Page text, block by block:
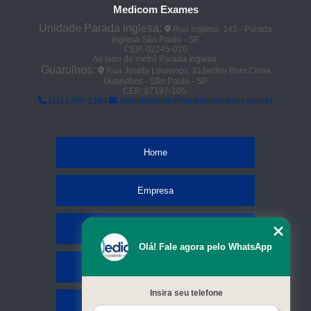
clínica para tomografia da face Cachoeirinha
tomografia pulmonar em sp Itaim
tomografias de abdôme Parque Peruche
tomografia com sedação cerebral em sp Tanque Grande
tomografia dos rins Bosque Maia Guarulhos
clínica para tomografia com sedação cerebral Cabuçu
tomografias dos rins Jardim Primavera
clínica para tomografia de abdôme Picanço
preço de tomografia lombar Mandaqui
Medicom Exames
Unidade Parada Inglesa:
Rua Inglesa, 143 - Parada
Inglesa São Paulo - SP
CEP: 02245-020
Ao lado do metrô Parada Inglesa.
Guarulhos:
Rua Josefa Lourenço, 31Jardim Bom Clima
Guarulhos - São Paulo - SP
CEP: 07197-105.
(11) 2206-1364
agendamento@medicomexames.com.br
Home
Empresa
Contato
Olá! Fale agora pelo WhatsApp
Insira seu telefone